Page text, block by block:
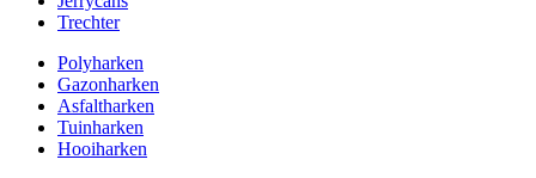
Trechter
Polyharken
Gazonharken
Asfaltharken
Tuinharken
Hooiharken